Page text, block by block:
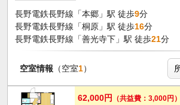
長野電鉄長野線「本郷」駅 徒歩9分
長野電鉄長野線「桐原」駅 徒歩16分
長野電鉄長野線「善光寺下」駅 徒歩21分
空室情報 （空室1）
62,000円
（共益費：3,000円）